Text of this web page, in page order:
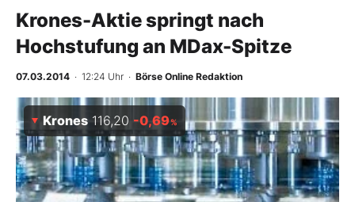
Finanz-Check
Abo & Shop
Experten
Mein B:O
Krones-Aktie springt nach
Hochstufung an MDax-Spitze
07.03.2014 · 12:24 Uhr · Börse Online Redaktion
Krones 116,20 -0,69%